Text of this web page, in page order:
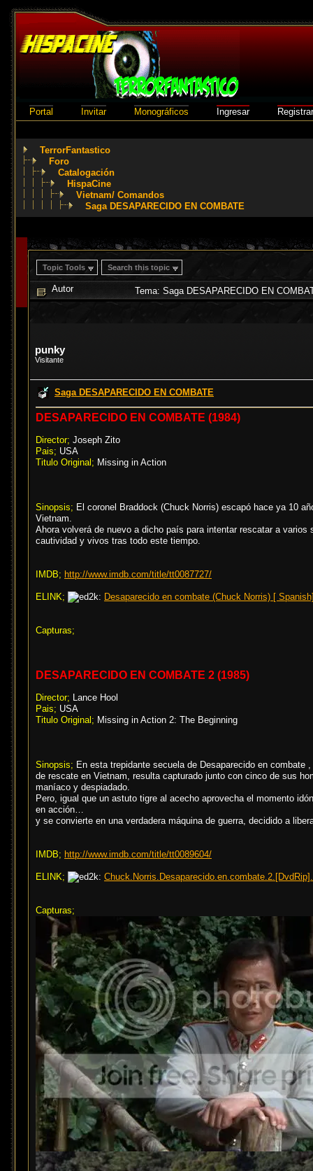
Portal Invitar Monográficos Ingresar
TerrorFantastico
Foro
Catalogación
HispaCine
Vietnam/ Comandos
Saga DESAPARECIDO EN COMBATE
Topic Tools Search this topic
Autor Tema: Saga DESAPARECIDO EN
punky
Visitante
Saga DESAPARECIDO EN COMBATE
DESAPARECIDO EN COMBATE (1984)
Director; Joseph Zito
Pais; USA
Titulo Original; Missing in Action
Sinopsis; El coronel Braddock (Chuck Norris) escapó hace ya 10
Vietnam.
Ahora volverá de nuevo a dicho país para intentar rescatar a
cautividad y vivos tras todo este tiempo.
IMDB; http://www.imdb.com/title/tt0087727/
ELINK; Desaparecido en combate (Chuck Norris) [
Capturas;
DESAPARECIDO EN COMBATE 2 (1985)
Director; Lance Hool
Pais; USA
Titulo Original; Missing in Action 2: The Beginning
Sinopsis; En esta trepidante secuela de Desaparecido en
de rescate en Vietnam, resulta capturado junto con cinco de sus
maníaco y despiadado.
Pero, igual que un astuto tigre al acecho aprovecha el momento
en acción…
y se convierte en una verdadera máquina de guerra, decidido a
IMDB; http://www.imdb.com/title/tt0089604/
ELINK;
Capturas;